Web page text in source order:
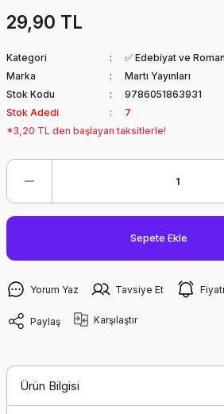
29,90 TL
Kategori
✅ Edebiyat ve Roman
Marka
Martı Yayınları
Stok Kodu
9786051863931
Stok Adedi
7
*3,20 TL den başlayan taksitlerle!
Sepete Ekle
Yorum Yaz Tavsiye Et
Paylaş Karşılaştır
Ürün Bilgisi